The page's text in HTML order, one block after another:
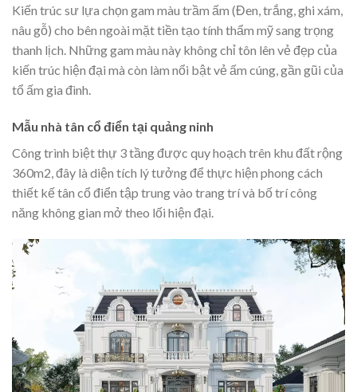
Kiến trúc sư lựa chọn gam màu trầm ấm (Đen, trắng, ghi xám,
nâu gỗ) cho bên ngoài mặt tiền tạo tính thẩm mỹ sang trọng
thanh lịch. Những gam màu này không chỉ tôn lên vẻ đẹp của
kiến trúc hiện đại mà còn làm nổi bật vẻ ấm cúng, gần gũi của
tổ ấm gia đình.
Mẫu nhà tân cổ điển tại quảng ninh
Công trình biệt thự 3 tầng được quy hoạch trên khu đất rộng
360m2, đây là diện tích lý tưởng để thực hiện phong cách
thiết kế tân cổ điển tập trung vào trang trí và bố trí công
năng không gian mở theo lối hiện đại.